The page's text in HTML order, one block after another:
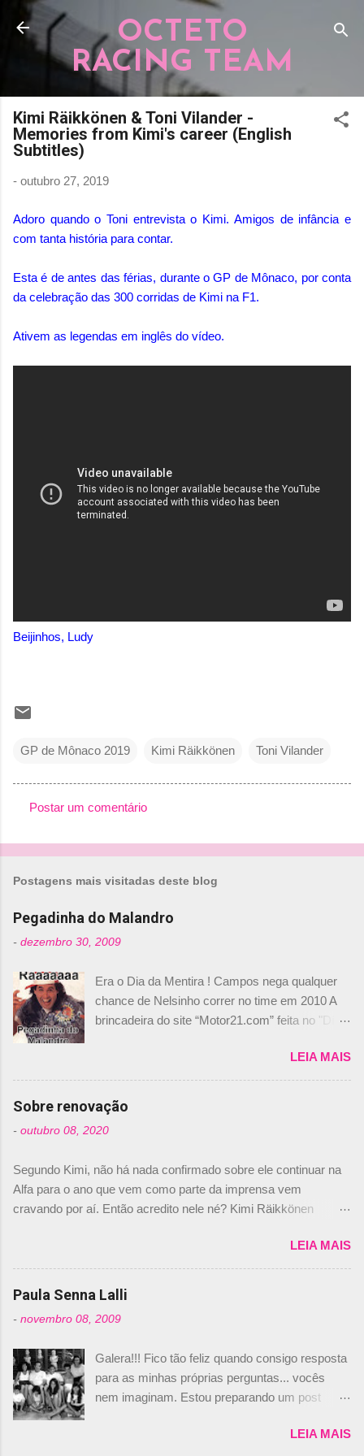
Pular para o conteúdo principal
OCTETO
RACING TEAM
Kimi Räikkönen & Toni Vilander -
Memories from Kimi's career (English
Subtitles)
- outubro 27, 2019
Adoro quando o Toni entrevista o Kimi. Amigos de infância e
com tanta história para contar.
Esta é de antes das férias, durante o GP de Mônaco, por conta
da celebração das 300 corridas de Kimi na F1.
Ativem as legendas em inglês do vídeo.
Beijinhos, Ludy
GP de Mônaco 2019 Kimi Räikkönen Toni Vilander
o
n
t
r
i
o
Postar um comentário
Postagens mais visitadas deste blog
Pegadinha do Malandro
- dezembro 30, 2009
Era o Dia da Mentira ! Campos nega qualquer
chance de Nelsinho correr no time em 2010 A
brincadeira do site “Motor21.com” feita no "Día
de abril –, afirmando que Nelson Piquet havia
comprado 15% das ações da Campos, dando,
com isso, um lugar no time a Nelsinho Piquet,
foi esclarecida de uma vez por todas por
Daniele Audetto, diretor da escuderia. O
não será o companheiro de Bruno Senna em
2010. "Na verdade, nós recebemos uma oferta
de Piquet", admitiu Audetto. “Mas depois de ter
dois brasileiros”, explicou, dizendo ainda que
não tem nada contra o filho do tricampeão
Nelson Piquet. “Ele é um bom piloto, rápido e
experiente.” Audetto disse ainda que a suposta
não corresponde à realidade. “O suposto 15%
de investimento seria menor do que aquilo que
outros pilotos podem trazer: italianos, r...
LEIA MAIS
Sobre renovação
- outubro 08, 2020
Segundo Kimi, não há nada confirmado sobre ele continuar na
Alfa para o ano que vem como parte da imprensa vem
cravando por aí. Então acredito nele né? Kimi Räikkönen
truth but I’ve never had an option in my contract so that’s
should, pretty much, tell you that it’s not true." #Kimi7 #EifelGP
#AlfaRomeoRacing pic.twitter.com/77EDVn39Ia — Kimi
Romain falando sobre o fato do Iceman estar há tantos anos na
@RGrosjean ! #EifelGP 🇩🇪 #F1
pic.twitter.com/GSAu1LWnwW — Formula 1 (@F1) October 8,
2020 Beijinhos, Ludy
LEIA MAIS
Paula Senna Lalli
- novembro 08, 2009
Galera!!! Fico tão feliz quando consigo resposta
para as minhas próprias perguntas... vocês
nem imaginam. Estou preparando um post
nunca falei sobre ela, aqui no Octeto. No meio
LEIA MAIS